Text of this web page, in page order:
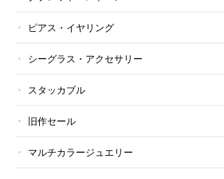
ピアス・イヤリング
シーグラス・アクセサリー
スタッカブル
旧作セール
マルチカラージュエリー